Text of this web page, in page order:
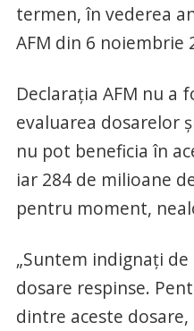
termen, în vederea
AFM din 6 noiembrie
Declarația AFM nu a
evaluarea dosarelor
nu pot beneficia în
iar 284 de milioane
pentru moment,
„Suntem indignați
dosare respinse.
dintre aceste